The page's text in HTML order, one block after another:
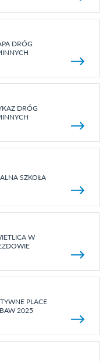
DRÓG
DRÓG
SZKOŁA
W
PLACE
2025